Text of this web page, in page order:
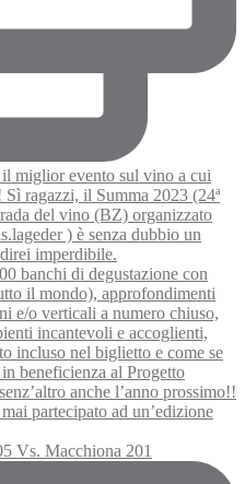
Vs. Macchiona 201